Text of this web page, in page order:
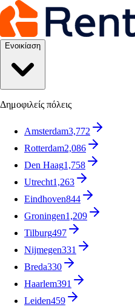
Ενοικίαση
Δημοφιλείς πόλεις
Amsterdam3,772
Rotterdam2,086
Den Haag1,758
Utrecht1,263
Eindhoven844
Groningen1,209
Tilburg497
Nijmegen331
Breda330
Haarlem391
Leiden459